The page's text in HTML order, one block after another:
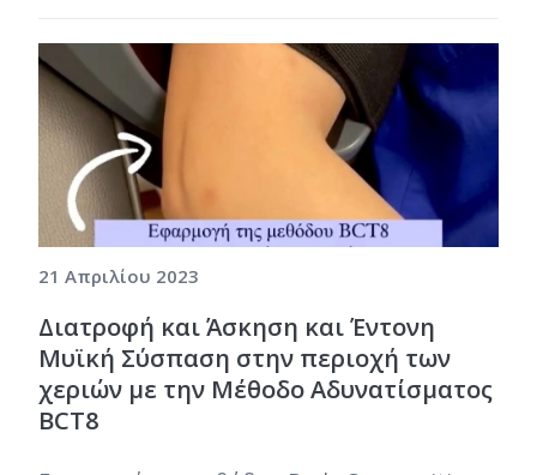
21 Απριλίου 2023
Διατροφή και Άσκηση και Έντονη
Μυϊκή Σύσπαση στην περιοχή των
χεριών με την Μέθοδο Αδυνατίσματος
BCT8